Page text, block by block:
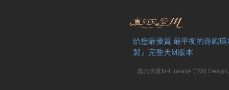
給您最優質 最平衡的遊戲
製』完整天M版本
真の天堂M-Lineage (TW)